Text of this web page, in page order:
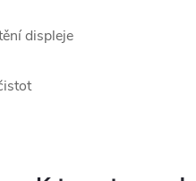
displeje